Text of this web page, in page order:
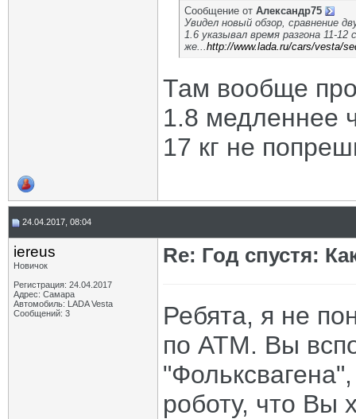
Сообщение от Александр75
Увидел новый обзор, сравнение
1.6 указывал время разгона 11-
же...http://www.lada.ru/cars/vesta/
Там вообще про
1.8 медленнее
17 кг не
24.04.2017, 08:04
iereus
Новичок
Регистрация: 24.04.2017
Адрес: Самара
Автомобиль: LADA Vesta
Сообщений: 3
Re: Год спустя:
Ребята, я не
по АТМ. Вы
роботу, что Вы